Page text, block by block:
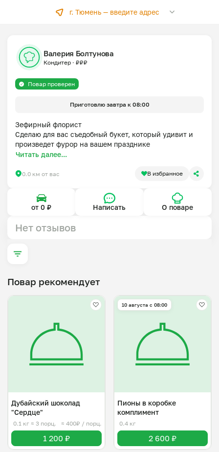
г. Тюмень — введите адрес
Валерия Болтунова
Кондитер · ₽₽₽
Повар проверен
Приготовлю завтра к 08:00
Зефирный флорист
Сделаю для вас съедобный букет, который удивит и
произведет фурор на вашем празднике
Читать далее...
0.0 км от вас В избранное
от 0 ₽ Написать О поваре
Нет отзывов
Повар рекомендует
Дубайский шоколад
"Сердце"
0.1 кг ≈ 3 порц. ≈ 400₽ / порц.
1 200 ₽
10 августа с 08:00
Пионы в коробке
комплимент
0.4 кг
2 600 ₽